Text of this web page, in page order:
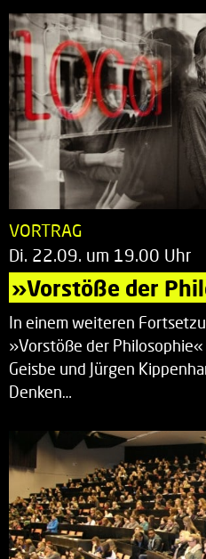
VORTRAG
Di. 22.09. um 19.00 Uhr
»Vorstöße der
In einem weiteren
»Vorstöße der
Geisbe und Jürgen
Denken…